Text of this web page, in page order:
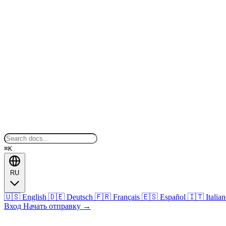
⌘K
RU
🇺🇸 English 🇩🇪 Deutsch 🇫🇷 Français 🇪🇸 Español 🇮🇹
Вход Начать отправку →